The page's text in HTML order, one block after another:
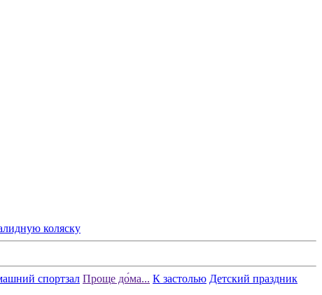
коляску
спортзал Проще до́ма... К застолью Детский праздник